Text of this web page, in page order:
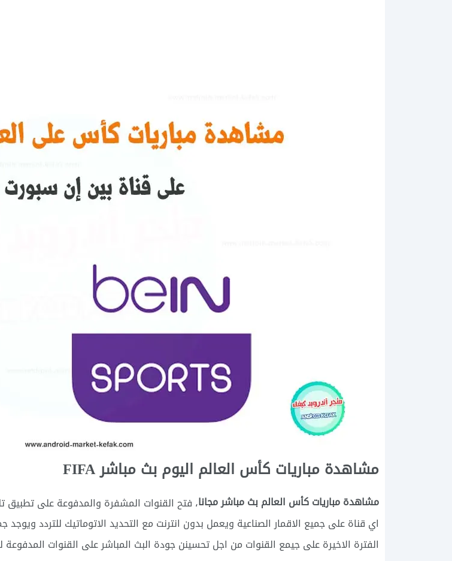
مشاهدة مباريات كأس العالم اليوم بث مباشر FIFA
مشاهدة مباريات كأس العالم بث مباشر مجانا، فتح القنوات المشفرة والمدفوعة على تطبيق
اي قناة على جميع الاقمار الصناعية ويعمل بدون انترنت مع التحديد الاتوماتيك للتردد
الفترة الاخيرة على جيمع القنوات من اجل تحسينن جودة البث المباشر على القنوات